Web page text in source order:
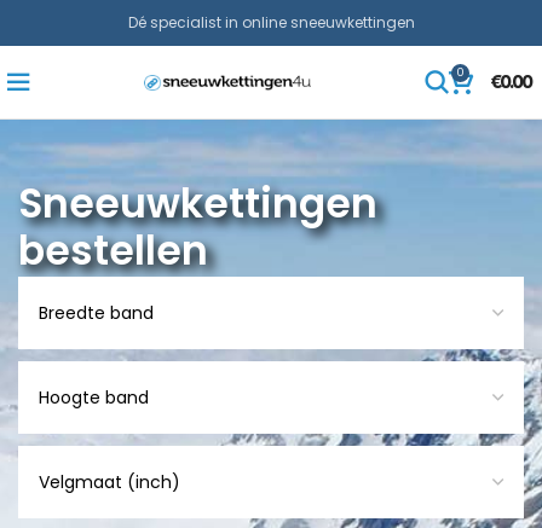
Dé specialist in online sneeuwkettingen
0
€0.00
Sneeuwkettingen
bestellen